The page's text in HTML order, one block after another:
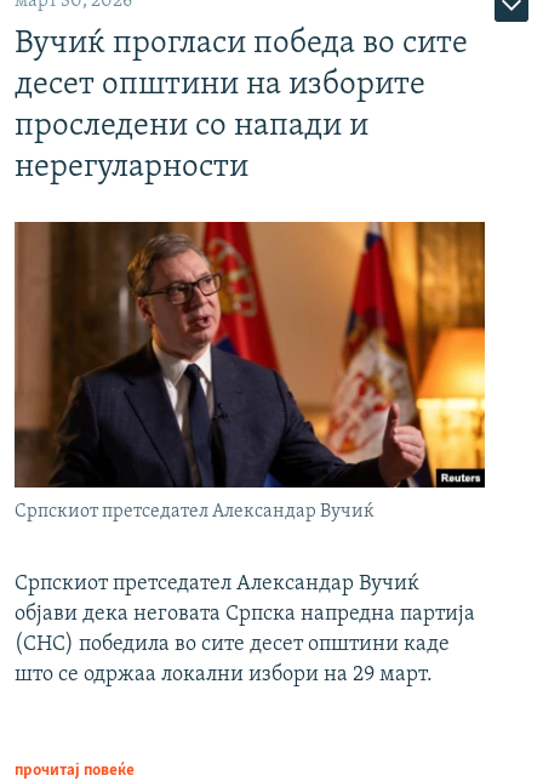
Вучиќ прогласи победа во сите
десет општини на изборите
проследени со напади и
нерегуларности
Српскиот претседател Александар Вучиќ
Српскиот претседател Александар Вучиќ
објави дека неговата Српска напредна партија
(СНС) победила во сите десет општини каде
што се одржаа локални избори на 29 март.
прочитај повеќе